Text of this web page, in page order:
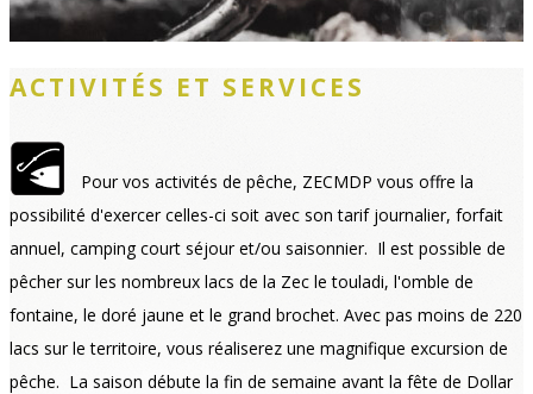
ACTIVITÉS ET SERVICES
Pour vos activités de pêche, ZECMDP vous offre la
possibilité d'exercer celles-ci soit avec son tarif journalier, forfait
annuel, camping court séjour et/ou saisonnier. Il est possible de
pêcher sur les nombreux lacs de la Zec le touladi, l'omble de
fontaine, le doré jaune et le grand brochet. Avec pas moins de 220
lacs sur le territoire, vous réaliserez une magnifique excursion de
pêche. La saison débute la fin de semaine avant la fête de Dollar